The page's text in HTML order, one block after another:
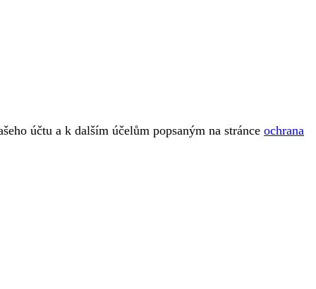
účtu a k dalším účelům popsaným na stránce ochrana